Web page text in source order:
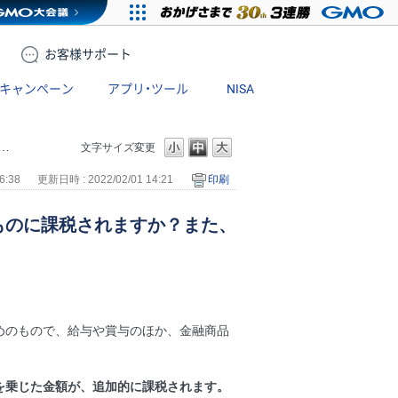
お客様サポート
キャンペーン アプリ・ツール NISA
文字サイズ変更
更新日時 : 2022/02/01 14:21 印刷
に課税されますか？また、
もので、給与や賞与のほか、金融商品
じた金額が、追加的に課税されます。